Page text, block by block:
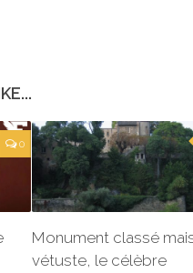
0
Monument classé
vétuste, le célèbre